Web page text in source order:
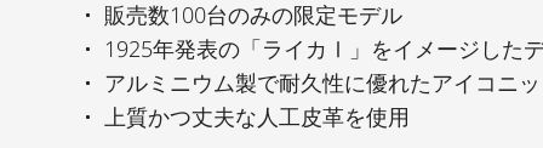
販売数100台のみの限定モデル
1925年発表の「ライカⅠ」をイメージした
アルミニウム製で耐久性に優れたアイコニ
上質かつ丈夫な人工皮革を使用